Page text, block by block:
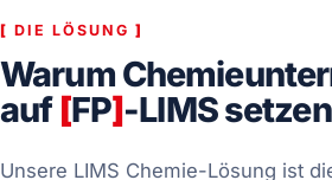
[ DIE LÖSUNG ]
Warum
auf [FP]-LIMS setzen
Unsere LIMS Chemie-Lösung ist